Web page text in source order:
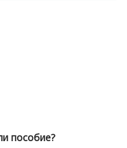
пособие?